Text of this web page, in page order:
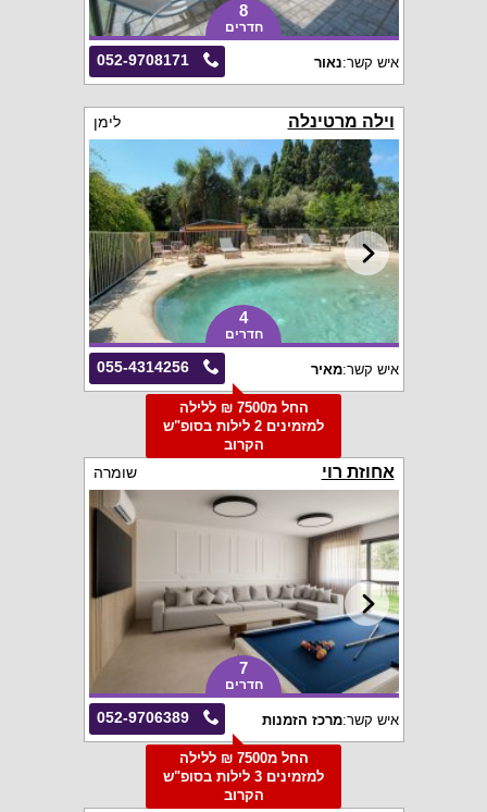
8
חדרים
052-9708171 איש קשר:נאור
וילה מרטינלה לימן
4
חדרים
055-4314256 איש קשר:מאיר
החל מ7500 ₪ ללילה
למזמינים 2 לילות בסופ"ש
הקרוב
אחוזת רוי שומרה
7
חדרים
052-9706389 איש קשר:מרכז הזמנות
החל מ7500 ₪ ללילה
למזמינים 3 לילות בסופ"ש
הקרוב